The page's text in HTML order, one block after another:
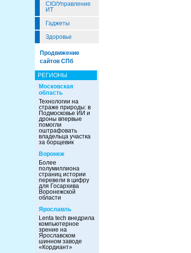
CIO/Управление
ИТ
Гаджеты
Здоровье
Продвижение
сайтов СПб
РЕГИОНЫ
Московская
область
Технологии на
страже природы: в
Подмосковье ИИ и
дроны впервые
помогли
оштрафовать
владельца участка
за борщевик
Воронеж
Более
полумиллиона
страниц истории
перевели в цифру
для Госархива
Воронежской
области
Ярославль
Lenta tech внедрила
компьютерное
зрение на
Ярославском
шинном заводе
«Кордиант»